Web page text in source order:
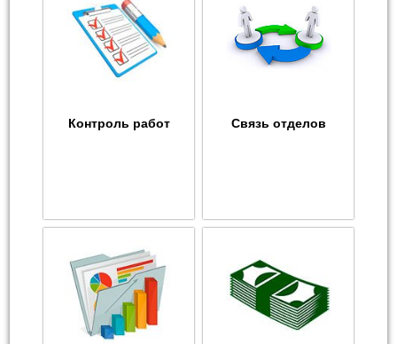
Контроль работ Связь отделов